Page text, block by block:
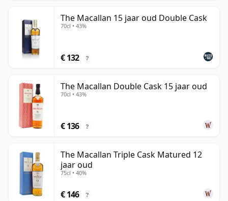
The Macallan 15 jaar oud Double Cask
70cl • 43%
€ 132 ?
The Macallan Double Cask 15 jaar oud
70cl • 43%
€ 136 ?
The Macallan Triple Cask Matured 12
jaar oud
75cl • 40%
€ 146 ?